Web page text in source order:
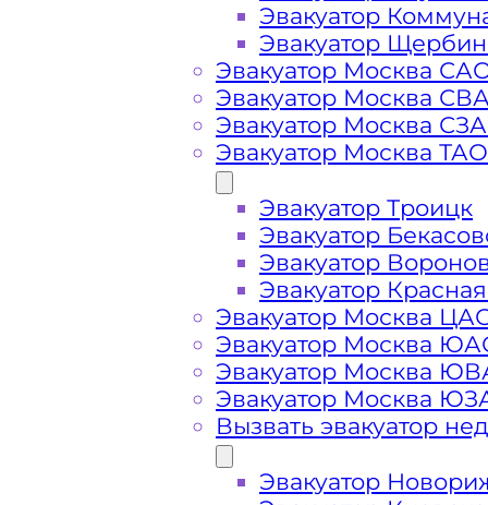
Стоимость
Эвакуатор
Эвакуатор
Эвакуатор Москва
Эвакуатор Москва
Эвакуатор Москва
Эвакуатор Москва ТАО
Эвакуатор Троицк
Эвакуатор
Эвакуатор
Эвакуатор
Эвакуатор Москва
Эвакуатор Москва
Эвакуатор Москва
Эвакуатор Москва
Вызвать эвакуатор
Эвакуатор